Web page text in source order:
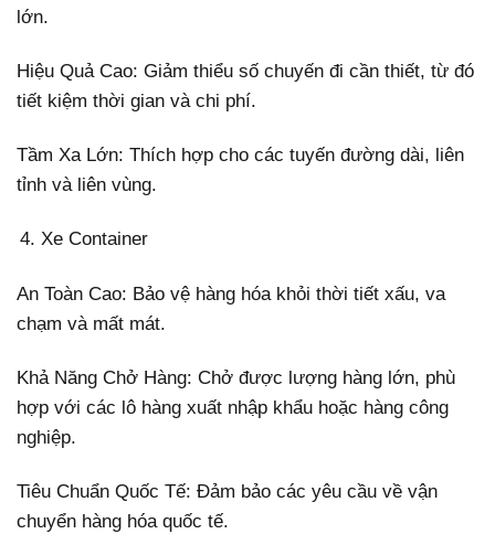
lớn.
Hiệu Quả Cao: Giảm thiểu số chuyến đi cần thiết, từ đó
tiết kiệm thời gian và chi phí.
Tầm Xa Lớn: Thích hợp cho các tuyến đường dài, liên
tỉnh và liên vùng.
Xe Container
An Toàn Cao: Bảo vệ hàng hóa khỏi thời tiết xấu, va
chạm và mất mát.
Khả Năng Chở Hàng: Chở được lượng hàng lớn, phù
hợp với các lô hàng xuất nhập khẩu hoặc hàng công
nghiệp.
Tiêu Chuẩn Quốc Tế: Đảm bảo các yêu cầu về vận
chuyển hàng hóa quốc tế.